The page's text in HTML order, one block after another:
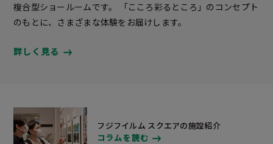
複合型ショールームです。 「こころ彩るところ」のコンセプト
のもとに、さまざまな体験をお届けします。
詳しく見る
フジフイルム スクエアの施設紹介
コラムを読む